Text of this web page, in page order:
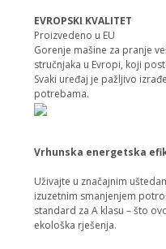
EVROPSKI KVALITET
Proizvedeno u EU
Gorenje mašine za pranje
stručnjaka u Evropi, koji
Svaki uređaj je pažljivo
potrebama.
Vrhunska energetska
Uživajte u značajnim
izuzetnim smanjenjem
standard za A klasu – što
ekološka rješenja.